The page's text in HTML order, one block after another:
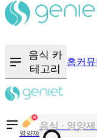
음식 카
테고리
홈커뮤
영양제
칼로리와 영